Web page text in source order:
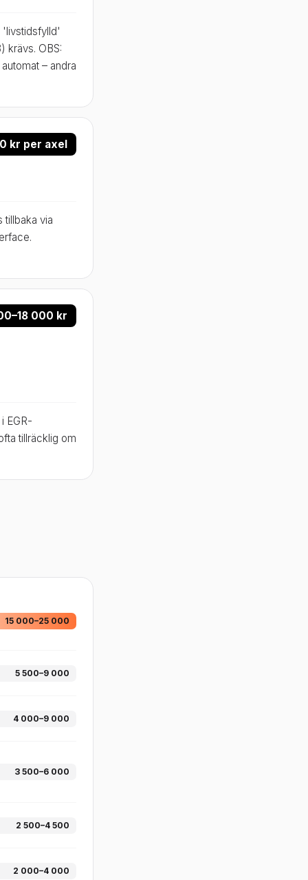
'livstidsfylld'
krävs. OBS:
– andra
kr per axel
tillbaka via
000 kr
EGR-
tillräcklig om
15 000–25 000
5 500–9 000
4 000–9 000
3 500–6 000
2 500–4 500
2 000–4 000